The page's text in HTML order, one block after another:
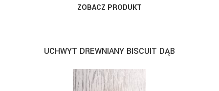
ZOBACZ PRODUKT
UCHWYT DREWNIANY BISCUIT DĄB